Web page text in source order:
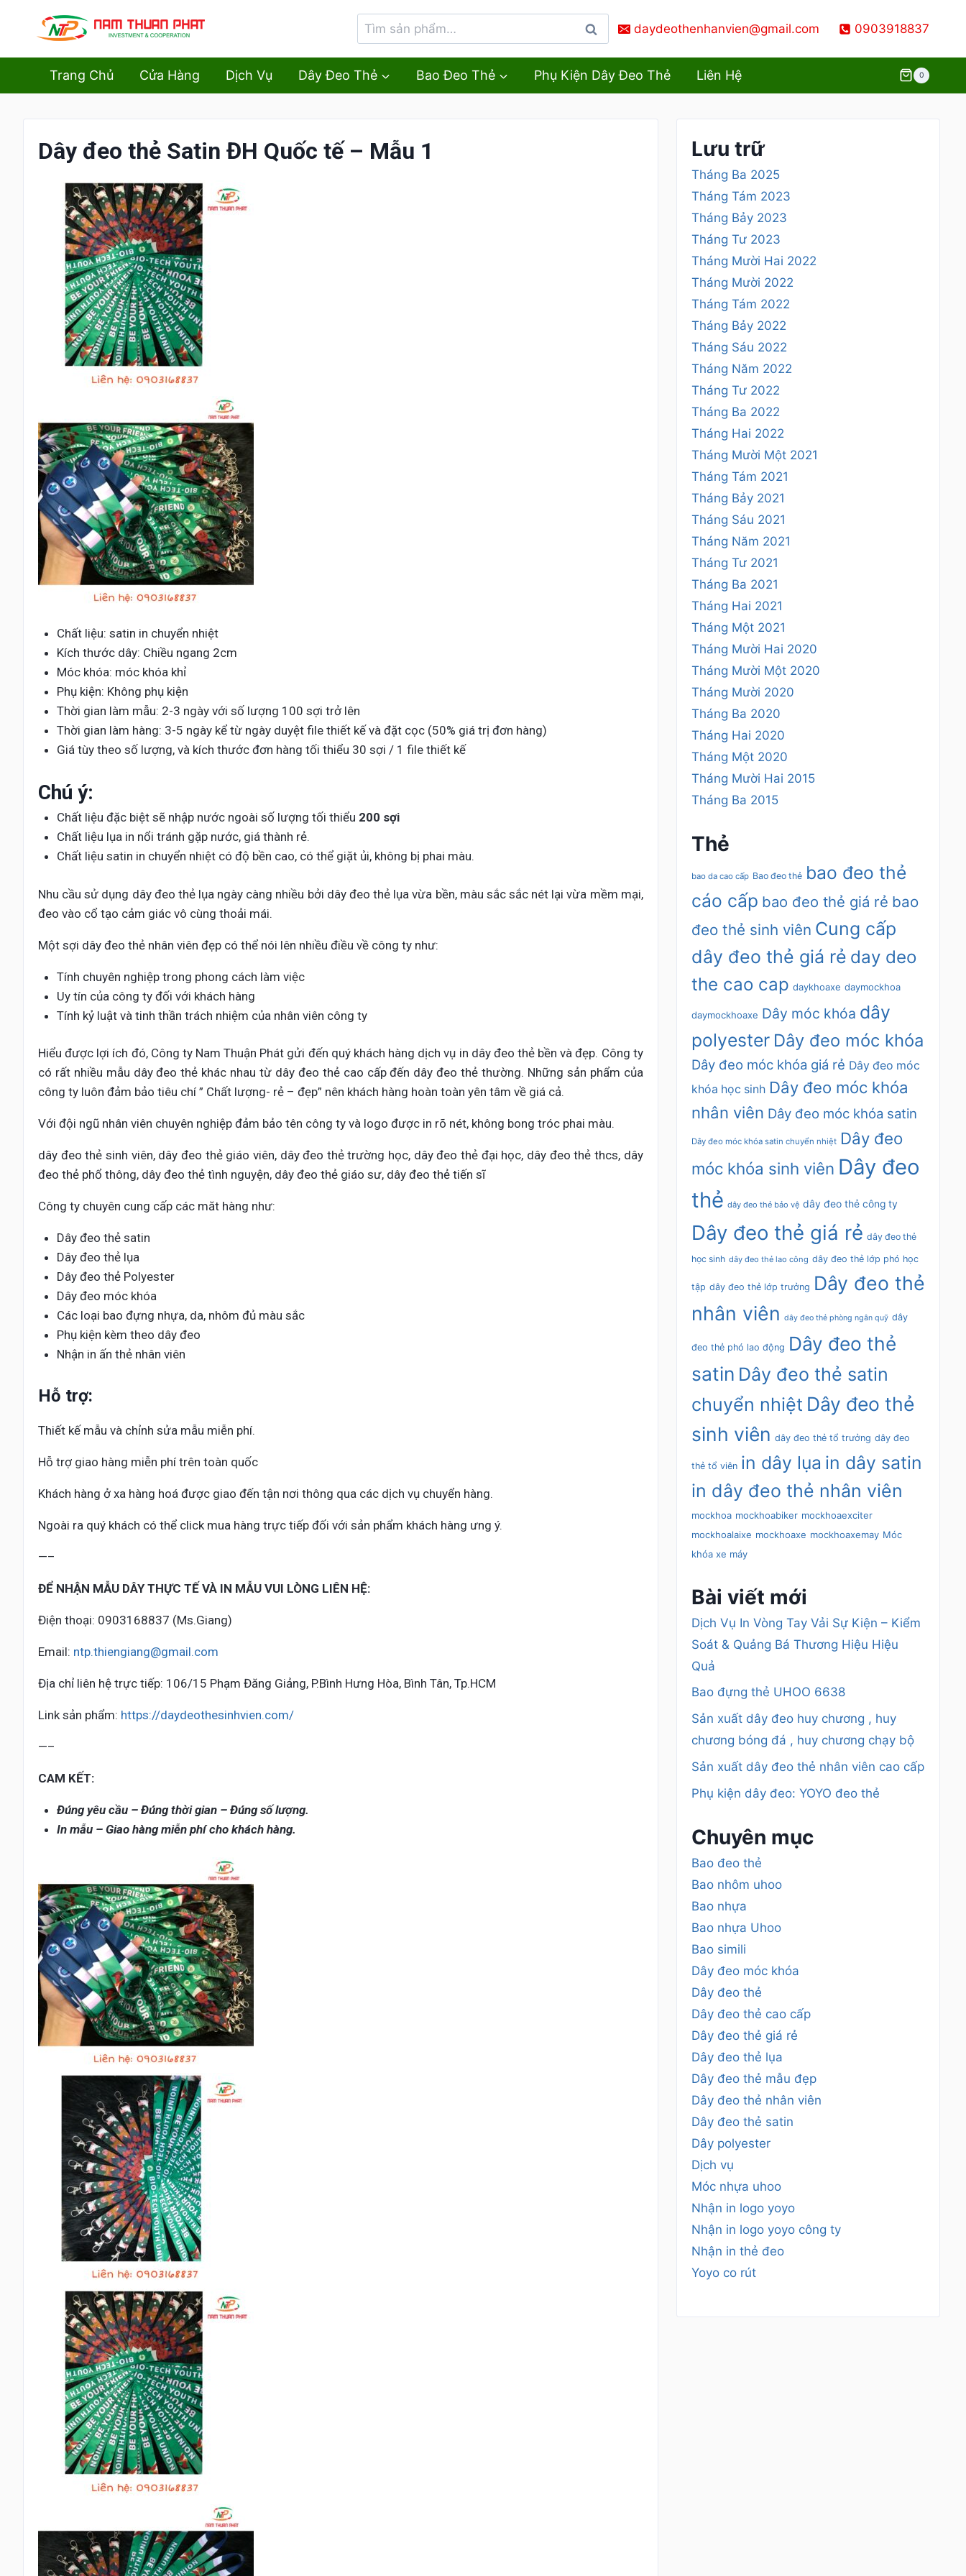
Tìm
kiếm
daydeothenhanvien@gmail.com 0903918837
Trang Chủ Cửa Hàng Dịch Vụ Dây Đeo Thẻ Bao Đeo Thẻ Phụ Kiện Dây Đeo Thẻ Liên Hệ 0
Dây đeo thẻ Satin ĐH Quốc tế – Mẫu 1
Chất liệu: satin in chuyển nhiệt
Kích thước dây: Chiều ngang 2cm
Móc khóa: móc khóa khỉ
Phụ kiện: Không phụ kiện
Thời gian làm mẫu: 2-3 ngày với số lượng 100 sợi trở lên
Thời gian làm hàng: 3-5 ngày kể từ ngày duyệt file thiết kế và đặt cọc (50% giá trị đơn hàng)
Giá tùy theo số lượng, và kích thước đơn hàng tối thiểu 30 sợi / 1 file thiết kế
Chú ý:
Chất liệu đặc biệt sẽ nhập nước ngoài số lượng tối thiểu 200 sợi
Chất liệu lụa in nổi tránh gặp nước, giá thành rẻ.
Chất liệu satin in chuyển nhiệt có độ bền cao, có thể giặt ủi, không bị phai màu.
Nhu cầu sử dụng dây đeo thẻ lụa ngày càng nhiều bởi dây đeo thẻ lụa vừa bền, màu sắc sắc nét lại vừa mềm mại,
đeo vào cổ tạo cảm giác vô cùng thoải mái.
Một sợi dây đeo thẻ nhân viên đẹp có thể nói lên nhiều điều về công ty như:
Tính chuyên nghiệp trong phong cách làm việc
Uy tín của công ty đối với khách hàng
Tính kỷ luật và tinh thần trách nhiệm của nhân viên công ty
Hiểu được lợi ích đó, Công ty Nam Thuận Phát gửi đến quý khách hàng dịch vụ in dây đeo thẻ bền và đẹp. Công ty
có rất nhiều mẫu dây đeo thẻ khác nhau từ dây đeo thẻ cao cấp đến dây đeo thẻ thường. Những sản phẩm của
công ty luôn đảm bảo tiêu chí ” Chất lượng- rẻ – đẹp” nên khách hàng hoàn toàn yên tâm về giá cả.
Với đội ngũ nhân viên chuyên nghiệp đảm bảo tên công ty và logo được in rõ nét, không bong tróc phai màu.
dây đeo thẻ sinh viên, dây đeo thẻ giáo viên, dây đeo thẻ trường học, dây đeo thẻ đại học, dây đeo thẻ thcs, dây
đeo thẻ phổ thông, dây đeo thẻ tình nguyện, dây đeo thẻ giáo sư, dây đeo thẻ tiến sĩ
Công ty chuyên cung cấp các măt hàng như:
Dây đeo thẻ satin
Dây đeo thẻ lụa
Dây đeo thẻ Polyester
Dây đeo móc khóa
Các loại bao đựng nhựa, da, nhôm đủ màu sắc
Phụ kiện kèm theo dây đeo
Nhận in ấn thẻ nhân viên
Hỗ trợ:
Thiết kế mẫu và chỉnh sửa mẫu miễn phí.
Hỗ trợ giao hàng miễn phí trên toàn quốc
Khách hàng ở xa hàng hoá được giao đến tận nơi thông qua các dịch vụ chuyển hàng.
Ngoài ra quý khách có thể click mua hàng trực tiếp đối với sản phẩm khách hàng ưng ý.
—–
ĐỂ NHẬN MẪU DÂY THỰC TẾ VÀ IN MẪU VUI LÒNG LIÊN HỆ:
Điện thoại: 0903168837 (Ms.Giang)
Email: ntp.thiengiang@gmail.com
Địa chỉ liên hệ trực tiếp: 106/15 Phạm Đăng Giảng, P.Bình Hưng Hòa, Bình Tân, Tp.HCM
Link sản phẩm: https://daydeothesinhvien.com/
—–
CAM KẾT:
Đúng yêu cầu – Đúng thời gian – Đúng số lượng.
In mẫu – Giao hàng miễn phí cho khách hàng.
Lưu trữ
Tháng Ba 2025
Tháng Tám 2023
Tháng Bảy 2023
Tháng Tư 2023
Tháng Mười Hai 2022
Tháng Mười 2022
Tháng Tám 2022
Tháng Bảy 2022
Tháng Sáu 2022
Tháng Năm 2022
Tháng Tư 2022
Tháng Ba 2022
Tháng Hai 2022
Tháng Mười Một 2021
Tháng Tám 2021
Tháng Bảy 2021
Tháng Sáu 2021
Tháng Năm 2021
Tháng Tư 2021
Tháng Ba 2021
Tháng Hai 2021
Tháng Một 2021
Tháng Mười Hai 2020
Tháng Mười Một 2020
Tháng Mười 2020
Tháng Ba 2020
Tháng Hai 2020
Tháng Một 2020
Tháng Mười Hai 2015
Tháng Ba 2015
Thẻ
bao da cao cấp Bao đeo thẻ bao đeo thẻ
cáo cấp bao đeo thẻ giá rẻ bao
đeo thẻ sinh viên Cung cấp
dây đeo thẻ giá rẻ day deo
the cao cap daykhoaxe daymockhoa
daymockhoaxe Dây móc khóa dây
polyester Dây đeo móc khóa
Dây đeo móc khóa giá rẻ Dây đeo móc
khóa học sinh Dây đeo móc khóa
nhân viên Dây đeo móc khóa satin
Dây đeo móc khóa satin chuyển nhiệt Dây đeo
móc khóa sinh viên Dây đeo
thẻ dây đeo thẻ bảo vệ dây đeo thẻ công ty
Dây đeo thẻ giá rẻ dây đeo thẻ
học sinh dây đeo thẻ lao công dây đeo thẻ lớp phó học
tập dây đeo thẻ lớp trưởng Dây đeo thẻ
nhân viên dây đeo thẻ phòng ngân quỹ dây
đeo thẻ phó lao động Dây đeo thẻ
satin Dây đeo thẻ satin
chuyển nhiệt Dây đeo thẻ
sinh viên dây đeo thẻ tổ trưởng dây đeo
thẻ tổ viên in dây lụa in dây satin
in dây đeo thẻ nhân viên
mockhoa mockhoabiker mockhoaexciter
mockhoalaixe mockhoaxe mockhoaxemay Móc
khóa xe máy
Bài viết mới
Dịch Vụ In Vòng Tay Vải Sự Kiện – Kiểm
Soát & Quảng Bá Thương Hiệu Hiệu
Quả
Bao đựng thẻ UHOO 6638
Sản xuất dây đeo huy chương , huy
chương bóng đá , huy chương chạy bộ
Sản xuất dây đeo thẻ nhân viên cao cấp
Phụ kiện dây đeo: YOYO đeo thẻ
Chuyên mục
Bao đeo thẻ
Bao nhôm uhoo
Bao nhựa
Bao nhựa Uhoo
Bao simili
Dây đeo móc khóa
Dây đeo thẻ
Dây đeo thẻ cao cấp
Dây đeo thẻ giá rẻ
Dây đeo thẻ lụa
Dây đeo thẻ mẫu đẹp
Dây đeo thẻ nhân viên
Dây đeo thẻ satin
Dây polyester
Dịch vụ
Móc nhựa uhoo
Nhận in logo yoyo
Nhận in logo yoyo công ty
Nhận in thẻ đeo
Yoyo co rút